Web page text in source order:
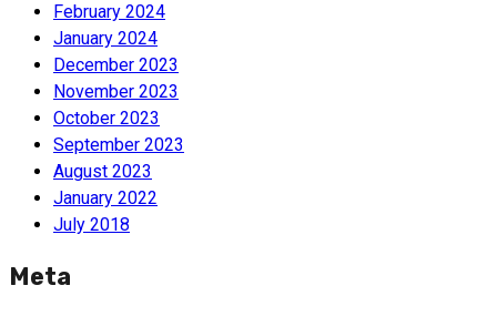
February 2024
January 2024
December 2023
November 2023
October 2023
September 2023
August 2023
January 2022
July 2018
Meta